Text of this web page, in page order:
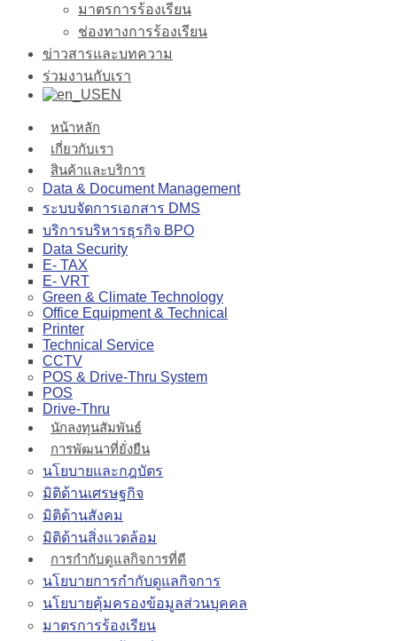
มาตรการร้องเรียน
ช่องทางการร้องเรียน
ข่าวสารและบทความ
ร่วมงานกับเรา
EN
หน้าหลัก
เกี่ยวกับเรา
สินค้าและบริการ
Data & Document Management
ระบบจัดการเอกสาร DMS
บริการบริหารธุรกิจ BPO
Data Security
E- TAX
E- VRT
Green & Climate Technology
Office Equipment & Technical
Printer
Technical Service
CCTV
POS & Drive-Thru System
POS
Drive-Thru
นักลงทุนสัมพันธ์
การพัฒนาที่ยั่งยืน
นโยบายและกฎบัตร
มิติด้านเศรษฐกิจ
มิติด้านสังคม
มิติด้านสิ่งแวดล้อม
การกำกับดูแลกิจการที่ดี
นโยบายการกำกับดูแลกิจการ
นโยบายคุ้มครองข้อมูลส่วนบุคคล
มาตรการร้องเรียน